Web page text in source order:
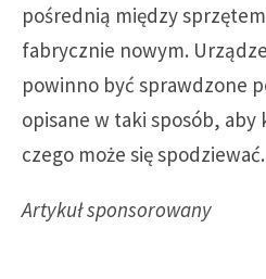
pośrednią między
fabrycznie nowym.
powinno być sprawdzone
opisane w taki sposób, aby
czego może się spodziewać.
Artykuł sponsorowany